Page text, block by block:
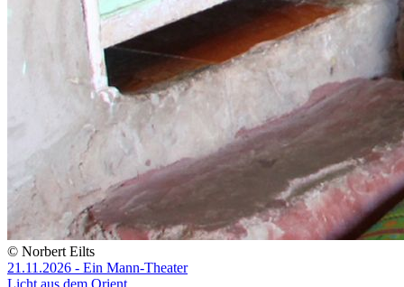
© Norbert Eilts
21.11.2026 - Ein Mann-Theater
Licht aus dem Orient